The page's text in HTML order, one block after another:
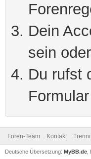
Dein
sein
Du rufst
Foren-Team Kontakt
Deutsche Übersetzung: MyBB.de